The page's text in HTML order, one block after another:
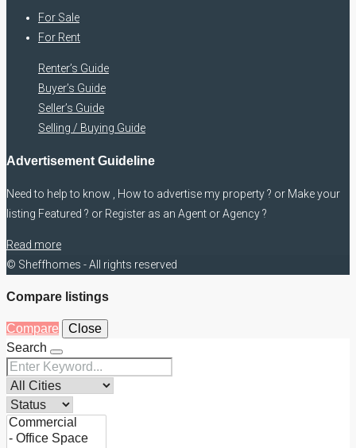
For Sale
For Rent
Renter’s Guide
Buyer’s Guide
Seller’s Guide
Selling / Buying Guide
Advertisement Guideline
Need to help to know , How to advertise my property ? or Make your
listing Featured ? or Register as an Agent or Agency ?
Read more
© Sheffhomes - All rights reserved
Compare listings
Compare
Close
Search